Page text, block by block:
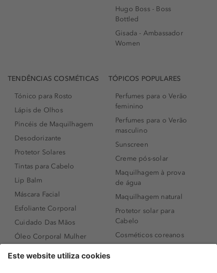
Hugo Boss - Boss
Bottled
Gisada - Ambassador
Women
TENDÊNCIAS COSMÉTICAS
Tónico para Rosto
Lápis de Olhos
Pincéis de Maquilhagem
Desodorizante
Protetor Solares
Tintas para Cabelo
Lip Balm
Máscara Facial
Esfoliante Corporal
Cuidado Das Mãos
Óleo Corporal Mulher
TÓPICOS POPULARES
Perfumes para o Verão
feminino
Perfumes para o Verão
masculino
Sunscreen
Creme pós-solar
Maquilhagem à prova
de água
Maquilhagem natural
Protetor solar para
Cabelo
Cosméticos coreanos